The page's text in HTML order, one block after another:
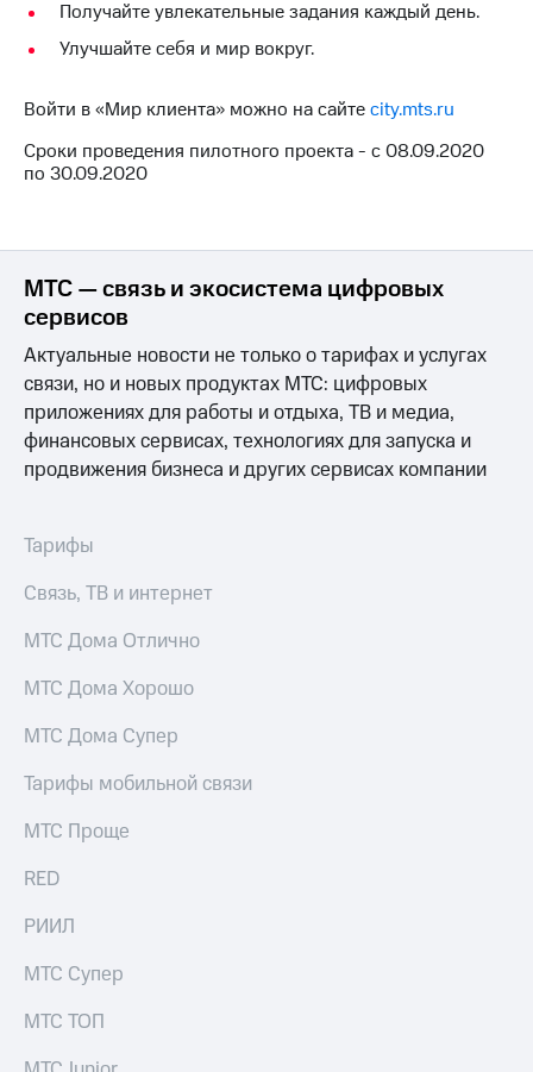
Выбрать
номер
Заменить
SIM-
карту
Для дома
и подключите
ТВ
с выгодным
тарифом
Тарифы
Интернет,
Услуги
Акции
Домашний
интернет
Домашнее
ТВ
ТВ
Интернет,
для дома
Услуги
Личный
кабинет
ТВ
кабинет
спутникового
ТВ
Скачать
приложение
Мой
МТС
Акции
149 ₽/
Premium
Подписка
интернета,
музыка
и многое
Скидка
общие
Получайте увлекательные задания каждый день.
Улучшайте себя и мир вокруг.
Войти в «Мир клиента» можно на сайтеcity.mts.ru
Сроки проведения пилотного проекта - с 08.09.2020
по 30.09.2020
МТС — связь и экосистема цифровых
сервисов
Актуальные новости не только о тарифах и услугах
связи, но и новых продуктах МТС: цифровых
приложениях для работы и отдыха, ТВ и медиа,
финансовых сервисах, технологиях для запуска и
продвижения бизнеса и других сервисах компании
Тарифы
Связь, ТВ и интернет
МТС Дома Отлично
МТС Дома Хорошо
МТС Дома Супер
Тарифы мобильной связи
МТС Проще
RED
РИИЛ
МТС Супер
МТС ТОП